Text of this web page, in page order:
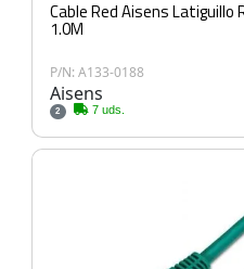
Cable Red Aisens Latiguillo
1.0M
P/N: A133-0188
Aisens
2 7 uds.